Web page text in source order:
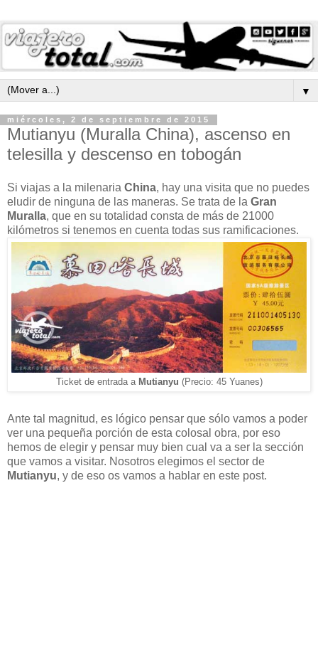
▼
miércoles, 2 de septiembre de 2015
Mutianyu (Muralla China), ascenso en
telesilla y descenso en tobogán
Si viajas a la milenaria China, hay una visita que no puedes
eludir de ninguna de las maneras. Se trata de la Gran
Muralla, que en su totalidad consta de más de 21000
kilómetros si tenemos en cuenta todas sus ramificaciones.
Ticket de entrada a Mutianyu (Precio: 45 Yuanes)
Ante tal magnitud, es lógico pensar que sólo vamos a poder
ver una pequeña porción de esta colosal obra, por eso
hemos de elegir y pensar muy bien cual va a ser la sección
que vamos a visitar. Nosotros elegimos el sector de
Mutianyu, y de eso os vamos a hablar en este post.